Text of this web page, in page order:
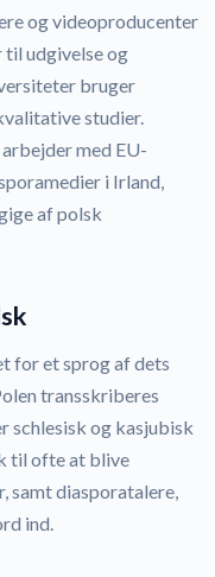
og videoproducenter
udgivelse og
bruger
studier.
med EU-
i Irland,
af polsk
for et sprog af dets
transskriberes
schlesisk og kasjubisk
til ofte at blive
samt diasporatalere,
ind.